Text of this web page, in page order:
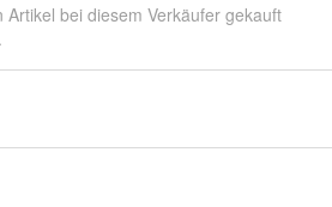
bei diesem Verkäufer gekauft